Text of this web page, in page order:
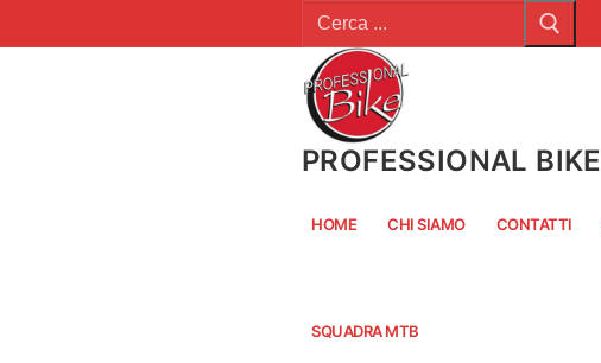
al
PROFESSIONAL BIKE
HOME CHI SIAMO CONTATTI
SQUADRA MTB